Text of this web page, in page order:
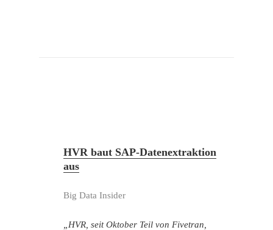
HVR baut SAP-Datenextraktion
aus
Big Data Insider
„HVR, seit Oktober Teil von Fivetran,